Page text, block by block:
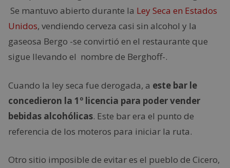
Se mantuvo abierto durante la Ley Seca en Estados
Unidos, vendiendo cerveza casi sin alcohol y la
gaseosa Bergo -se convirtió en el restaurante que
sigue llevando el nombre de Berghoff-.
Cuando la ley seca fue derogada, a este bar le
concedieron la 1º licencia para poder vender
bebidas alcohólicas. Este bar era el punto de
referencia de los moteros para iniciar la ruta.
Otro sitio imposible de evitar es el pueblo de Cicero,